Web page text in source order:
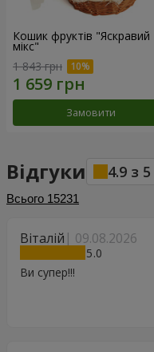
Кошик фруктів "Яскравий
мікс"
1 843 грн
Замовити
Відгуки 4.9 з 5
Всього 15231
Віталій 09.08.2026
5
Ви супер!!!